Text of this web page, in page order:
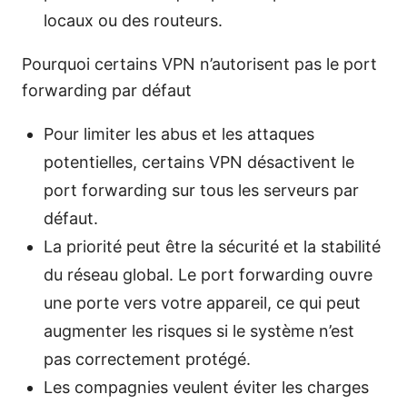
locaux ou des routeurs.
Pourquoi certains VPN n’autorisent pas le port
forwarding par défaut
Pour limiter les abus et les attaques
potentielles, certains VPN désactivent le
port forwarding sur tous les serveurs par
défaut.
La priorité peut être la sécurité et la stabilité
du réseau global. Le port forwarding ouvre
une porte vers votre appareil, ce qui peut
augmenter les risques si le système n’est
pas correctement protégé.
Les compagnies veulent éviter les charges